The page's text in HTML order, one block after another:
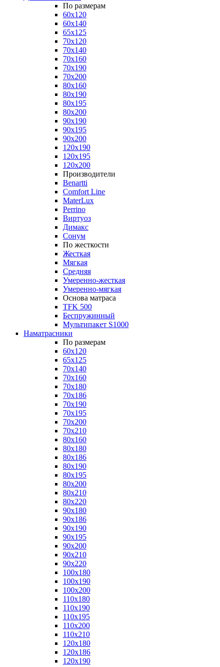
По размерам
60x120
60x140
65x125
70x120
70x140
70x160
70x190
70x200
80x160
80x190
80x195
80x200
90x190
90x195
90x200
120x190
120x195
120x200
Производители
Benartti
Comfort Line
MaterLux
Perrino
Виртуоз
Димакс
Сонум
По жесткости
Жесткая
Мягкая
Средняя
Умеренно-жесткая
Умеренно-мягкая
Основа матраса
TFK 500
Беспружинный
Мультипакет S1000
Наматрасники
По размерам
60x120
65x125
70x140
70x160
70x180
70x186
70x190
70x195
70x200
70x210
80x160
80x180
80x186
80x190
80x195
80x200
80x210
80x220
90x180
90x186
90x190
90x195
90x200
90x210
90x220
100x180
100x190
100x200
110x180
110x190
110x195
110x200
110x210
120x180
120x186
120x190